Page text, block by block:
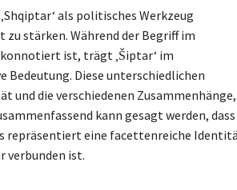
als politisches Werkzeug
stärken. Während der Begriff im
ist, trägt ‚Šiptar‘ im
Diese unterschiedlichen
und die verschiedenen
kann gesagt werden, dass
repräsentiert eine facettenreiche
verbunden ist.